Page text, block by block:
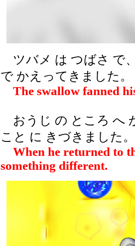
ツバメ は つばさ で
で かえってきました。
The swallow fanned
おうじ の ところ へ
こと に きづきました。
When he returned to
something different.